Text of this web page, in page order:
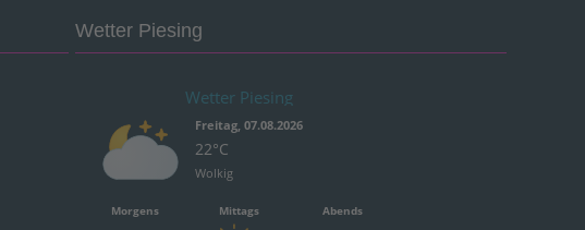
Wetter Piesing
Wetter Piesing
Freitag, 07.08.2026
22°C
Wolkig
Morgens Mittags Abends